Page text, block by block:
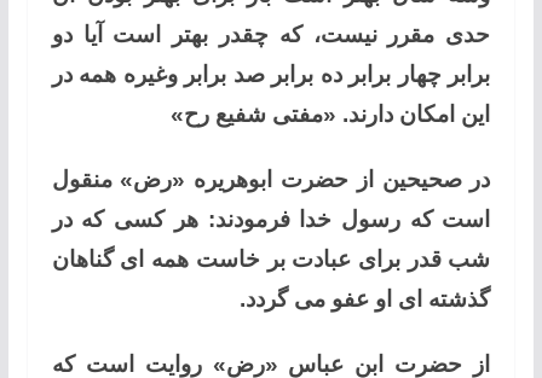
حدی مقرر نیست، که چقدر بهتر است آیا دو
برابر چهار برابر ده برابر صد برابر وغیره همه در
این امکان دارند. «مفتی شفیع رح»
در صحیحین از حضرت ابوهریره «رض» منقول
است که رسول خدا فرمودند: هر کسی که در
شب قدر برای عبادت بر خاست همه ای گناهان
گذشته ای او عفو می گردد.
از حضرت ابن عباس «رض» روایت است که